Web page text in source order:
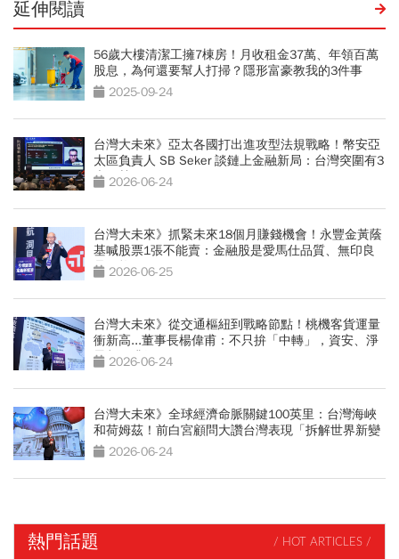
延伸閱讀
56歲大樓清潔工擁7棟房！月收租金37萬、年領百萬
股息，為何還要幫人打掃？隱形富豪教我的3件事
2025-09-24
台灣大未來》亞太各國打出進攻型法規戰略！幣安亞
太區負責人 SB Seker 談鏈上金融新局：台灣突圍有3
大優勢
2026-06-24
台灣大未來》抓緊未來18個月賺錢機會！永豐金黃蔭
基喊股票1張不能賣：金融股是愛馬仕品質、無印良
品價格
2026-06-25
台灣大未來》從交通樞紐到戰略節點！桃機客貨運量
衝新高...董事長楊偉甫：不只拚「中轉」，資安、淨
零都要升級
2026-06-24
台灣大未來》全球經濟命脈關鍵100英里：台灣海峽
和荷姆茲！前白宮顧問大讚台灣表現「拆解世界新變
局 」2026-06-24
熱門話題 / HOT ARTICLES /